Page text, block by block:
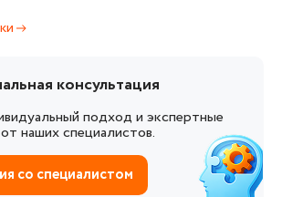
консультация
подход и экспертные
наших специалистов.
со специалистом